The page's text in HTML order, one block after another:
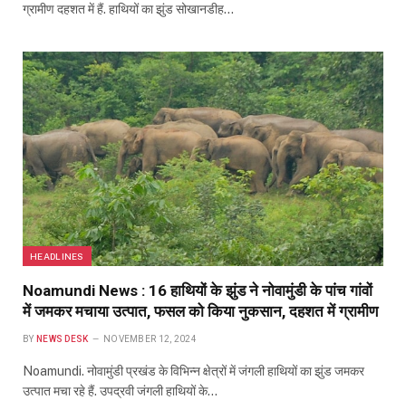
ग्रामीण दहशत में हैं. हाथियों का झुंड सोखानडीह…
HEADLINES
Noamundi News : 16 हाथियों के झुंड ने नोवामुंडी के पांच गांवों
में जमकर मचाया उत्पात, फसल को किया नुकसान, दहशत में ग्रामीण
BY NEWS DESK NOVEMBER 12, 2024
Noamundi. नोवामुंडी प्रखंड के विभिन्न क्षेत्रों में जंगली हाथियों का झुंड जमकर
उत्पात मचा रहे हैं. उपद्रवी जंगली हाथियों के…